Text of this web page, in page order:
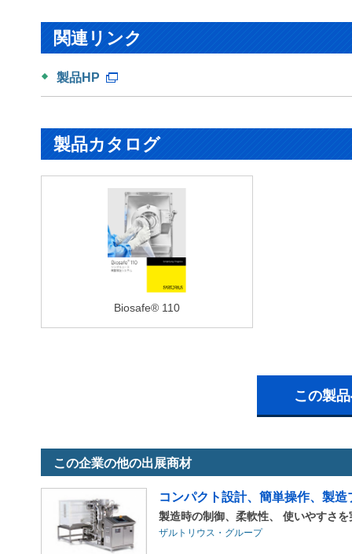
関連リンク
製品HP
製品カタログ
Biosafe® 110
この製
この企業の他の出展商材
コンパクト設計、簡単操作、製
製造時の制御、柔軟性、 使いやすさ
ザルトリウス・グループ